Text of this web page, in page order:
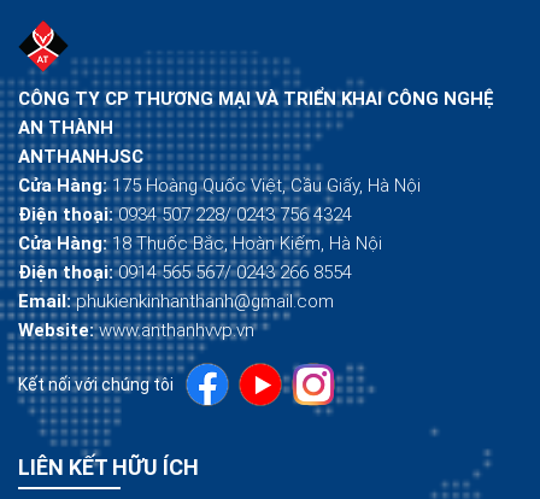
CÔNG TY CP THƯƠNG MẠI VÀ TRIỂN KHAI CÔNG NGHỆ
AN THÀNH
ANTHANHJSC
Cửa Hàng:175 Hoàng Quốc Việt, Cầu Giấy, Hà Nội
Điện thoại:0934 507 228/ 0243 756 4324
Cửa Hàng:18 Thuốc Bắc, Hoàn Kiếm, Hà Nội
Điện thoại:0914 565 567/ 0243 266 8554
Email:phukienkinhanthanh@gmail.com
Website:www.anthanhvvp.vn
Kết nối với chúng tôi
LIÊN KẾT HỮU ÍCH